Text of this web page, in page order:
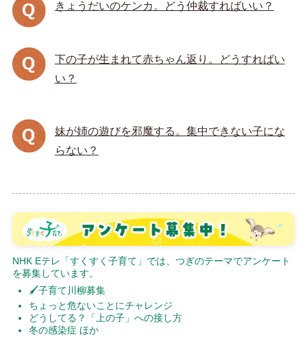
きょうだいのケンカ。どう仲裁すればいい？
下の子が生まれて赤ちゃん返り。どうすればい
い？
妹が姉の遊びを邪魔する。集中できない子にな
らない？
NHK Eテレ「すくすく子育て」では、つぎのテーマでアンケート
を募集しています。
🖌子育て川柳募集
ちょっと危ないことにチャレンジ
どうしてる？「上の子」への接し方
冬の感染症 ほか